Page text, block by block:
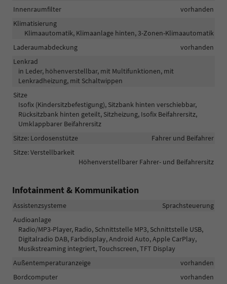
Innenraumfilter
vorhanden
Klimatisierung
Klimaautomatik, Klimaanlage hinten, 3-Zonen-Klimaautomatik
Laderaumabdeckung
vorhanden
Lenkrad
in Leder, höhenverstellbar, mit Multifunktionen, mit
Lenkradheizung, mit Schaltwippen
Sitze
Isofix (Kindersitzbefestigung), Sitzbank hinten verschiebbar,
Rücksitzbank hinten geteilt, Sitzheizung, Isofix Beifahrersitz,
Umklappbarer Beifahrersitz
Sitze: Lordosenstütze
Fahrer und Beifahrer
Sitze: Verstellbarkeit
Höhenverstellbarer Fahrer- und Beifahrersitz
Infotainment & Kommunikation
Assistenzsysteme
Sprachsteuerung
Audioanlage
Radio/MP3-Player, Radio, Schnittstelle MP3, Schnittstelle USB,
Digitalradio DAB, Farbdisplay, Android Auto, Apple CarPlay,
Musikstreaming integriert, Touchscreen, TFT Display
Außentemperaturanzeige
vorhanden
Bordcomputer
vorhanden